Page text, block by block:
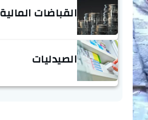
القباضات المالية
الصيدليات